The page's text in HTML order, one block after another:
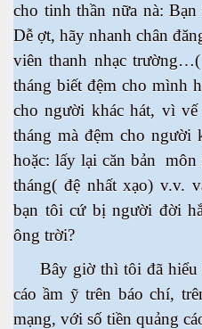
cho tinh thần nữa nà:
Dễ ợt, hãy nhanh chân
viên thanh nhạc
tháng biết đệm cho mình
cho người khác hát, vì
tháng mà đệm cho người
hoặc: lấy lại căn bản
tháng( đệ nhất xạo) v.v.
bạn tôi cứ bị người đời
ông trời?
Bây giờ thì tôi đã hiểu
cáo ầm ỹ trên báo chí,
mạng, với số tiền quảng
tại Anh